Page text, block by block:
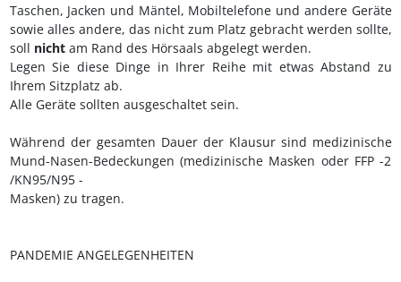
Taschen, Jacken und Mäntel, Mobiltelefone und andere Geräte
sowie alles andere, das nicht zum Platz gebracht werden sollte,
soll nicht am Rand des Hörsaals abgelegt werden.
Legen Sie diese Dinge in Ihrer Reihe mit etwas Abstand zu
Ihrem Sitzplatz ab.
Alle Geräte sollten ausgeschaltet sein.
Während der gesamten Dauer der Klausur sind medizinische
Mund-Nasen-Bedeckungen (medizinische Masken oder FFP -2
/KN95/N95 -
Masken) zu tragen.
PANDEMIE ANGELEGENHEITEN